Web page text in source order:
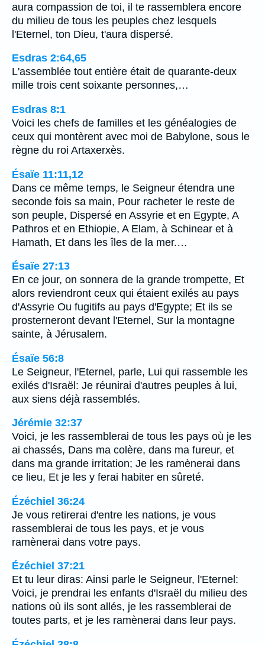
aura compassion de toi, il te rassemblera encore
du milieu de tous les peuples chez lesquels
l'Eternel, ton Dieu, t'aura dispersé.
Esdras 2:64,65
L'assemblée tout entière était de quarante-deux
mille trois cent soixante personnes,…
Esdras 8:1
Voici les chefs de familles et les généalogies de
ceux qui montèrent avec moi de Babylone, sous le
règne du roi Artaxerxès.
Ésaïe 11:11,12
Dans ce même temps, le Seigneur étendra une
seconde fois sa main, Pour racheter le reste de
son peuple, Dispersé en Assyrie et en Egypte, A
Pathros et en Ethiopie, A Elam, à Schinear et à
Hamath, Et dans les îles de la mer.…
Ésaïe 27:13
En ce jour, on sonnera de la grande trompette, Et
alors reviendront ceux qui étaient exilés au pays
d'Assyrie Ou fugitifs au pays d'Egypte; Et ils se
prosterneront devant l'Eternel, Sur la montagne
sainte, à Jérusalem.
Ésaïe 56:8
Le Seigneur, l'Eternel, parle, Lui qui rassemble les
exilés d'Israël: Je réunirai d'autres peuples à lui,
aux siens déjà rassemblés.
Jérémie 32:37
Voici, je les rassemblerai de tous les pays où je les
ai chassés, Dans ma colère, dans ma fureur, et
dans ma grande irritation; Je les ramènerai dans
ce lieu, Et je les y ferai habiter en sûreté.
Ézéchiel 36:24
Je vous retirerai d'entre les nations, je vous
rassemblerai de tous les pays, et je vous
ramènerai dans votre pays.
Ézéchiel 37:21
Et tu leur diras: Ainsi parle le Seigneur, l'Eternel:
Voici, je prendrai les enfants d'Israël du milieu des
nations où ils sont allés, je les rassemblerai de
toutes parts, et je les ramènerai dans leur pays.